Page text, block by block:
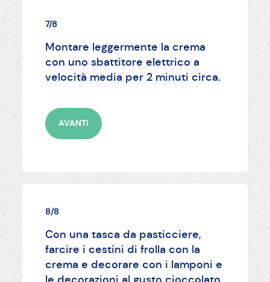
7/8
Montare leggermente la crema
con uno sbattitore elettrico a
velocità media per 2 minuti circa.
AVANTI
8/8
Con una tasca da pasticciere,
farcire i cestini di frolla con la
crema e decorare con i lamponi e